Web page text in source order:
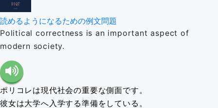
読めるようになるための例文問題
Political correctness is an important aspect of
modern society.
ポリコレは現代社会の重要な側面です。
彼女は大学へ入学する準備をしている。